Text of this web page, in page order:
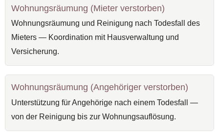
Wohnungsräumung (Mieter verstorben)
Wohnungsräumung und Reinigung nach Todesfall des
Mieters — Koordination mit Hausverwaltung und
Versicherung.
Wohnungsräumung (Angehöriger verstorben)
Unterstützung für Angehörige nach einem Todesfall —
von der Reinigung bis zur Wohnungsauflösung.